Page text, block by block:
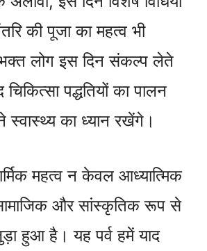
की पूजा का महत्व भी
लोग इस दिन संकल्प लेते
पद्धतियों का पालन
का ध्यान रखेंगे।
महत्व न केवल आध्यात्मिक
और सांस्कृतिक रूप से
हुआ है। यह पर्व हमें याद